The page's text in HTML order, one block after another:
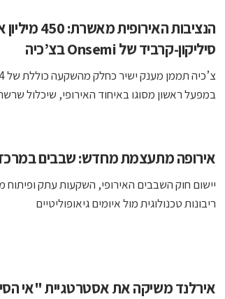
הנציבות
סיליקון-קרביד של Onsemi בצ’כיה
במפעל ראשון מסוגו באיחוד האירופי, שיכלול
אירופה מתעצמת מחדש: שבבים
יישום חוק השבבים האירופי, השקעות עתק ופיתוח
ריבונות טכנולוגית מול איומים גיאופוליטיים
אירלנד משיקה את אסטרטגיית "אי